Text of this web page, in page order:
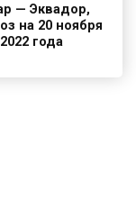
— Эквадор,
на 20 ноября
2022 года